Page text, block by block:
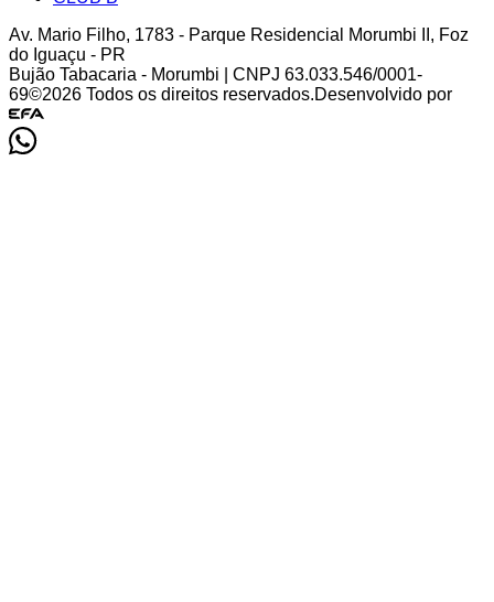
Av. Mario Filho, 1783 - Parque Residencial Morumbi II , Foz
do Iguaçu - PR
Bujão Tabacaria - Morumbi | CNPJ 63.033.546/0001-
69©2026 Todos os direitos reservados.Desenvolvido por